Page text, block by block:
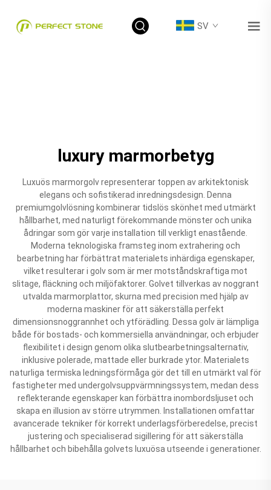
SV
luxury marmorbetyg
Luxuös marmorgolv representerar toppen av arkitektonisk
elegans och sofistikerad inredningsdesign. Denna
premiumgolvlösning kombinerar tidslös skönhet med utmärkt
hållbarhet, med naturligt förekommande mönster och unika
ådringar som gör varje installation till verkligt enastående.
Moderna teknologiska framsteg inom extrahering och
bearbetning har förbättrat materialets inhärdiga egenskaper,
vilket resulterar i golv som är mer motståndskraftiga mot
slitage, fläckning och miljöfaktorer. Golvet tillverkas av noggrant
utvalda marmorplattor, skurna med precision med hjälp av
moderna maskiner för att säkerställa perfekt
dimensionsnoggrannhet och ytförädling. Dessa golv är lämpliga
både för bostads- och kommersiella användningar, och erbjuder
flexibilitet i design genom olika slutbearbetningsalternativ,
inklusive polerade, mattade eller burkrade ytor. Materialets
naturliga termiska ledningsförmåga gör det till en utmärkt val för
fastigheter med undergolvsuppvärmningssystem, medan dess
reflekterande egenskaper kan förbättra inombordsljuset och
skapa en illusion av större utrymmen. Installationen omfattar
avancerade tekniker för korrekt underlagsförberedelse, precist
justering och specialiserad sigillering för att säkerställa
hållbarhet och bibehålla golvets luxuösa utseende i generationer.